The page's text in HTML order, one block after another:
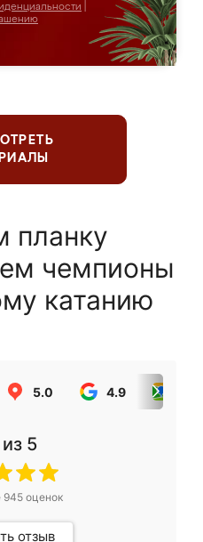
планку
чемпионы
катанию
5.0 4.9
из 5
945оценок
отзыв